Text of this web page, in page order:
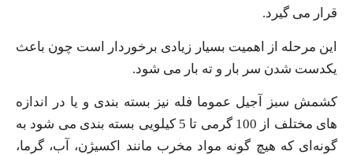
قرار می‌ گیرد.
این مرحله از اهمیت بسیار زیادی برخوردار است چون باعث
یکدست شدن سر بار و ته بار می شود.
کشمش سبز آجیل عموما فله نیز بسته بندی و یا در اندازه‌
های مختلف از 100 گرمی تا 5 کیلویی بسته‌ بندی می‌ شود به
گونه‌ای که هیچ گونه مواد مخرب مانند اکسیژن، آب، گرما،